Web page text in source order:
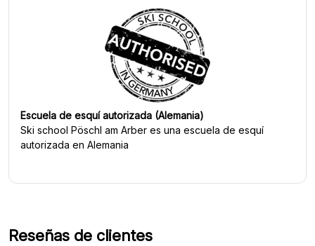
Escuela de esquí autorizada (Alemania)
Ski school Pöschl am Arber es una escuela de esquí
autorizada en Alemania
Reseñas de clientes